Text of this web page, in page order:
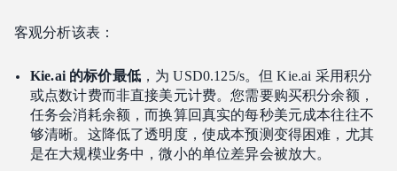
客观分析该表：
Kie.ai 的标价最低，为 USD0.125/s。但 Kie.ai 采用积分
或点数计费而非直接美元计费。您需要购买积分余额，
任务会消耗余额，而换算回真实的每秒美元成本往往不
够清晰。这降低了透明度，使成本预测变得困难，尤其
是在大规模业务中，微小的单位差异会被放大。